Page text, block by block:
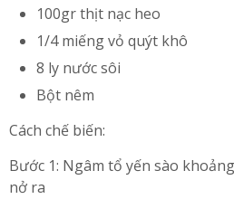
100gr thịt nạc heo
1/4 miếng vỏ quýt khô
8 ly nước sôi
Bột nêm
Cách chế biến:
Bước 1: Ngâm tổ yến sào
nở ra